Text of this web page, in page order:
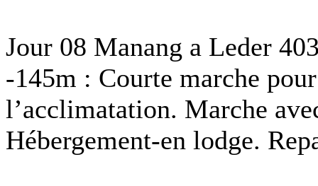
Jour 08 Manang a Leder
-145m : Courte marche
l’acclimatation. Marche
Hébergement-en lodge.